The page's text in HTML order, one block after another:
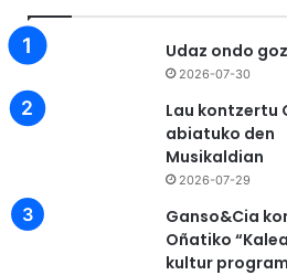
Udaz ondo
2026-07-30
Lau kontzertu
abiatuko den
Musikaldian
2026-07-29
Ganso&Cia
Oñatiko
kultur